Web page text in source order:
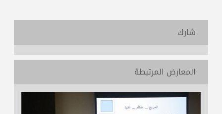
شارك
المعارض المرتبطة